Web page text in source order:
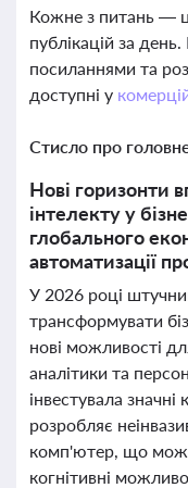
Кожне з питань —
публікацій за
посиланнями та
доступні у
Стисло про
Нові горизонти
інтелекту у
глобального
автоматизації
У 2026 році
трансформувати
нові можливості
аналітики та
інвестувала
розробляє
комп'ютер, що
когнітивні